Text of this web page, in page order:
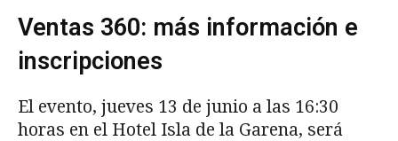
Ventas 360: más información e
inscripciones
El evento, jueves 13 de junio a las 16:30
horas en el Hotel Isla de la Garena, será